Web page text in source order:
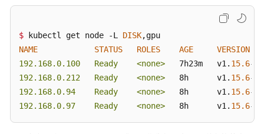
考
卡
拉
区
指
$ kubectl get node -L DISK
NAME
STATUS ROLES AGE
VERSION
192.168.0.100   Ready    <none>
   7h23m   v1.
15.6-
192.168.0.212   Ready    <none>
   8h      v1.
15.6-
192.168.0.94    Ready    <none>
   8h      v1.
15.6-
192.168.0.97    Ready    <none>
   8h      v1.
15.6-